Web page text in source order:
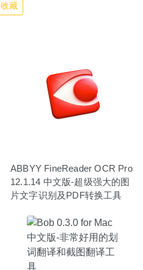
收藏
ABBYY FineReader OCR Pro
12.1.14 中文版-超级强大的图
片文字识别及PDF转换工具